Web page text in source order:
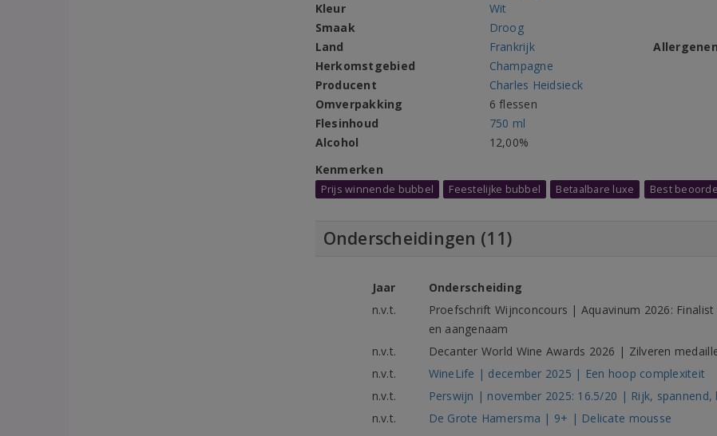
Kleur
Wit
Smaak
Droog
Land
Frankrijk
Herkomstgebied
Champagne
Producent
Charles Heidsieck
Omverpakking
6 flessen
Flesinhoud
750 ml
Alcohol
12,00%
Allergenen
Kenmerken
Prijs winnende bubbel Feestelijke bubbel Betaalbare luxe Best
Onderscheidingen (11)
Jaar
Onderscheiding
n.v.t.
Proefschrift Wijnconcours | Aquavinum 2026:
en aangenaam
n.v.t.
Decanter World Wine Awards 2026 | Zilveren
n.v.t.
WineLife | december 2025 | Een hoop complexiteit
n.v.t.
Perswijn | november 2025: 16.5/20 | Rijk, spannend,
n.v.t.
De Grote Hamersma | 9+ | Delicate mousse